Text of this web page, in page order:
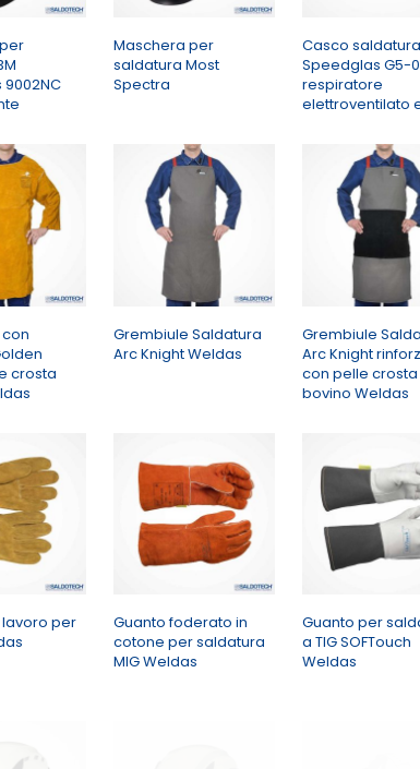
Maschera per
saldatura Most
Spectra
Casco
Speedglas G5-
respiratore
elettroventilato
crosta
Grembiule Saldatura
Arc Knight Weldas
Grembiule
Arc Knight
con pelle
bovino Weldas
per
Guanto foderato in
cotone per saldatura
MIG Weldas
Guanto per
a TIG SOFTouch
Weldas